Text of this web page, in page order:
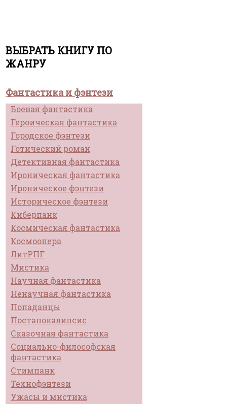
ВЫБРАТЬ КНИГУ ПО
ЖАНРУ
Фантастика и фэнтези
Боевая фантастика
Героическая фантастика
Городское фэнтези
Готический роман
Детективная фантастика
Ироническая фантастика
Ироническое фэнтези
Историческое фэнтези
Киберпанк
Космическая фантастика
Космоопера
ЛитРПГ
Мистика
Научная фантастика
Ненаучная фантастика
Попаданцы
Постапокалипсис
Сказочная фантастика
Социально-философская
фантастика
Стимпанк
Технофэнтези
Ужасы и мистика